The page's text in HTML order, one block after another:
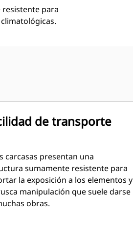
resistente para
de transporte
carcasas presentan una
sumamente resistente para
la exposición a los elementos y
manipulación que suele darse
obras.